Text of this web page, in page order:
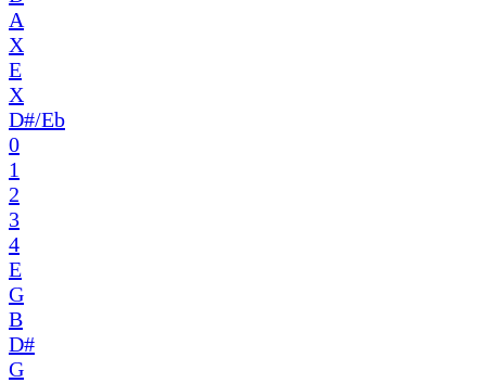
A
X
E
X
D#/Eb
0
1
2
3
4
E
G
B
D#
G